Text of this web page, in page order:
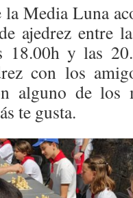
la Media Luna
ajedrez entre
18.00h y las
con los
alguno de los
te gusta.